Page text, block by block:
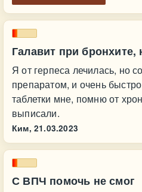
Галавит при бронхите,
Я от герпеса лечилась, но
препаратом, и очень
таблетки мне, помню от
выписали.
Ким, 21.03.2023
С ВПЧ помочь не смог